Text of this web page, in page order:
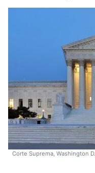
Corte Suprema, Washington